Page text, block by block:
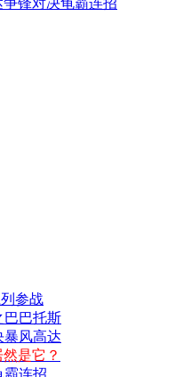
参战
巴巴托斯
暴风高达
是它？